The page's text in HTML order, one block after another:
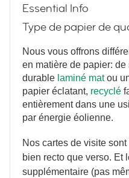
Essential Info
Type de papier de
Nous vous offrons
en matière de papier: de
durable laminé matou
papier éclatant, recyclé
entièrement dans une
par énergie éolienne.
Nos cartes de visite
bien recto que verso. Et
supplémentaire (pas